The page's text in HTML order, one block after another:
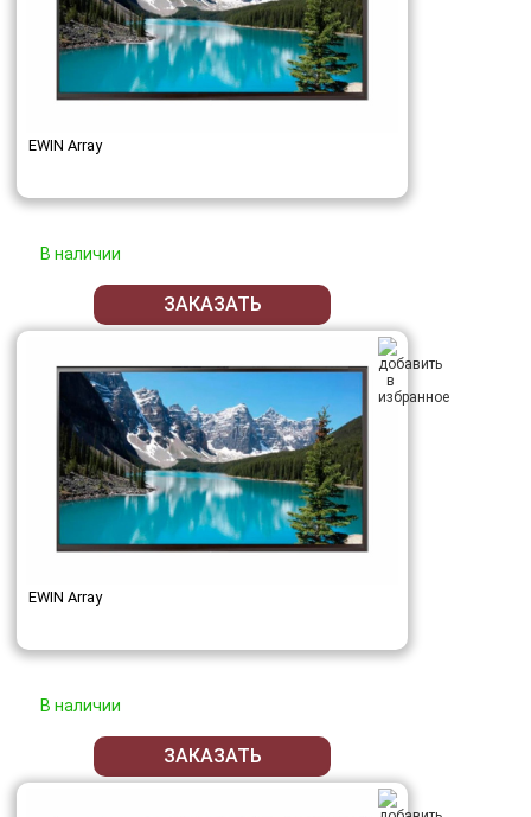
EWIN Array
В наличии
ЗАКАЗАТЬ
EWIN Array
В наличии
ЗАКАЗАТЬ